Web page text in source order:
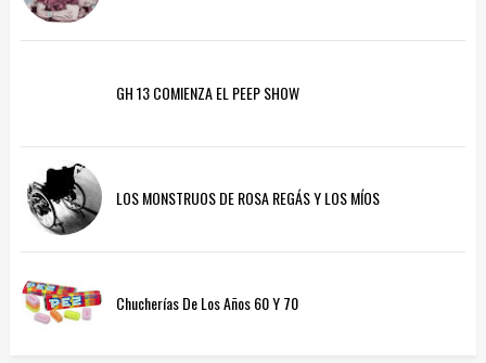
GH 13 COMIENZA EL PEEP SHOW
LOS MONSTRUOS DE ROSA REGÁS Y LOS MÍOS
Chucherías De Los Años 60 Y 70